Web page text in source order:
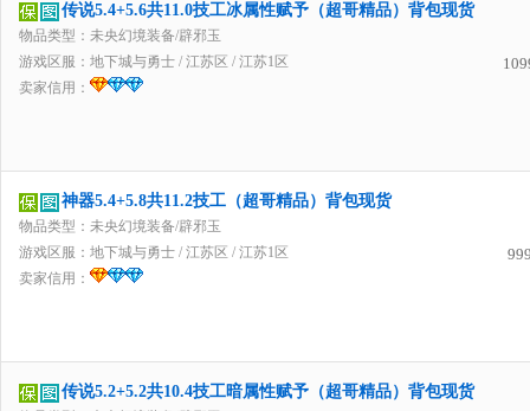
传说5.4+5.6共11.0技工冰属性赋予（超哥精品）背包现货
物品类型：未央幻境装备/辟邪玉
游戏区服： 地下城与勇士 / 江苏区 / 江苏1区
卖家信用：
神器5.4+5.8共11.2技工（超哥精品）背包现货
物品类型：未央幻境装备/辟邪玉
游戏区服： 地下城与勇士 / 江苏区 / 江苏1区
卖家信用：
传说5.2+5.2共10.4技工暗属性赋予（超哥精品）背包现货